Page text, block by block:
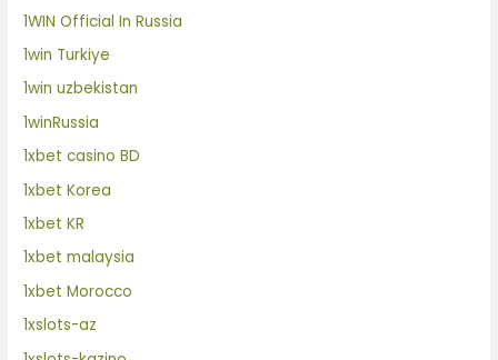
1WIN Official In Russia
1win Turkiye
1win uzbekistan
1winRussia
1xbet casino BD
1xbet Korea
1xbet KR
1xbet malaysia
1xbet Morocco
1xslots-az